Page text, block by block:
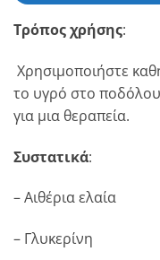
Τρόπος χρήσης:
Χρησιμοποιήστε
το υγρό στο
για μια θεραπεία.
Συστατικά:
– Αιθέρια ελαία
– Γλυκερίνη